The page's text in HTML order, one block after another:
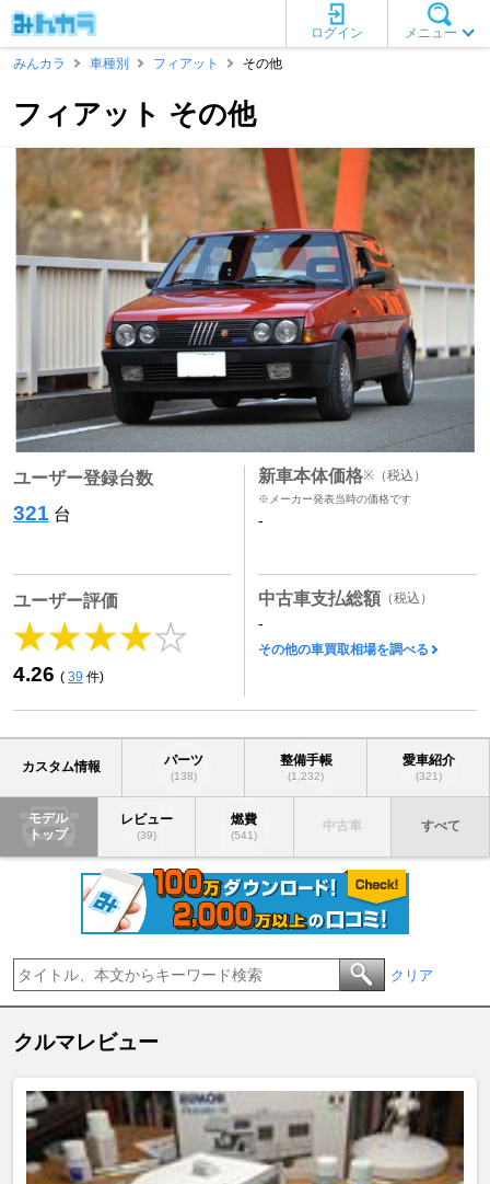
メニュー
ログイン
みんカラ
車種別 フィアット その他
フィアット その他
ユーザー登録台数
321 台
ユーザー評価
4.26 ( 39 件)
新車本体価格※ （税込）
※メーカー発表当時の価格です
-
中古車支払総額 （税込）
-
その他の車買取相場を調べる
カスタム情報 パーツ
(138)
整備手帳
(1,232)
愛車紹介
(321)
モデル
トップ
レビュー
(39)
燃費
(541)
中古車 すべて
クリア
クルマレビュー